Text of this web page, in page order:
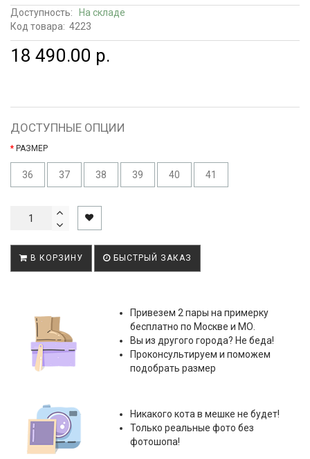
Доступность:
На складе
Код товара: 4223
18 490.00 р.
ДОСТУПНЫЕ ОПЦИИ
РАЗМЕР
36 37 38 39 40 41
В КОРЗИНУ БЫСТРЫЙ ЗАКАЗ
Привезем 2 пары на примерку
бесплатно по Москве и МО.
Вы из другого города? Не беда!
Проконсультируем и поможем
подобрать размер
Никакого кота в мешке не будет!
Только реальные фото без
фотошопа!